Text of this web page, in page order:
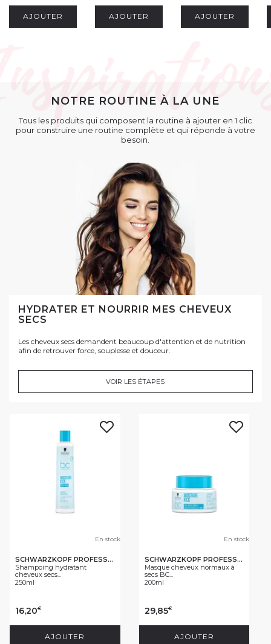
AJOUTER AJOUTER AJOUTER
NOTRE ROUTINE À LA UNE
Tous les produits qui composent la routine à ajouter en 1 clic
pour construire une routine complète et qui réponde à votre
besoin.
HYDRATER ET NOURRIR MES CHEVEUX
SECS
Les cheveux secs demandent beaucoup d'attention et de nutrition
afin de retrouver force, souplesse et douceur.
VOIR LES ÉTAPES
En stock
SCHWARZKOPF PROFESSIONAL
Shampoing hydratant
cheveux secs...
250ml
16,20€
AJOUTER
En stock
SCHWARZKOPF PROFESSIONAL
Masque cheveux normaux à
secs BC...
200ml
29,85€
AJOUTER